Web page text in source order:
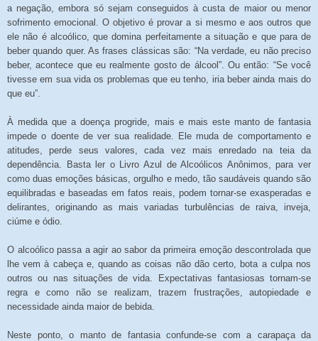
a negação, embora só sejam conseguidos à custa de maior ou menor
sofrimento emocional. O objetivo é provar a si mesmo e aos outros que
ele não é alcoólico, que domina perfeitamente a situação e que para de
beber quando quer. As frases clássicas são: “Na verdade, eu não preciso
beber, acontece que eu realmente gosto de álcool”. Ou então: “Se você
tivesse em sua vida os problemas que eu tenho, iria beber ainda mais do
que eu”.
À medida que a doença progride, mais e mais este manto de fantasia
impede o doente de ver sua realidade. Ele muda de comportamento e
atitudes, perde seus valores, cada vez mais enredado na teia da
dependência. Basta ler o Livro Azul de Alcoólicos Anônimos, para ver
como duas emoções básicas, orgulho e medo, tão saudáveis quando são
equilibradas e baseadas em fatos reais, podem tornar-se exasperadas e
delirantes, originando as mais variadas turbulências de raiva, inveja,
ciúme e ódio.
O alcoólico passa a agir ao sabor da primeira emoção descontrolada que
lhe vem à cabeça e, quando as coisas não dão certo, bota a culpa nos
outros ou nas situações de vida. Expectativas fantasiosas tornam-se
regra e como não se realizam, trazem frustrações, autopiedade e
necessidade ainda maior de bebida.
Neste ponto, o manto de fantasia confunde-se com a carapaça da